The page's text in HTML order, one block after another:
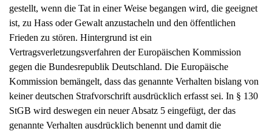
gestellt, wenn die Tat in einer Weise begangen wird, die geeignet
ist, zu Hass oder Gewalt anzustacheln und den öffentlichen
Frieden zu stören. Hintergrund ist ein
Vertragsverletzungsverfahren der Europäischen Kommission
gegen die Bundesrepublik Deutschland. Die Europäische
Kommission bemängelt, dass das genannte Verhalten bislang von
keiner deutschen Strafvorschrift ausdrücklich erfasst sei. In § 130
StGB wird deswegen ein neuer Absatz 5 eingefügt, der das
genannte Verhalten ausdrücklich benennt und damit die